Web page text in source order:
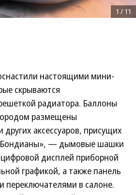
1 / 11
настоящими мини-
скрываются
радиатора. Баллоны
размещены
других аксессуаров, присущих
— дымовые шашки
дисплей приборной
графикой, а также панель
переключателями в салоне.